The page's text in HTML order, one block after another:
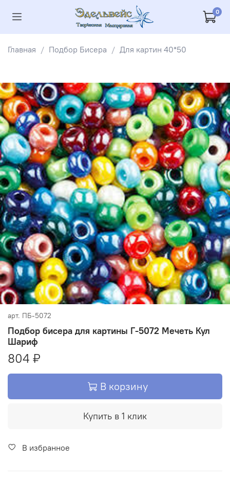
0
Главная Подбор Бисера Для картин 40*50
арт. ПБ-5072
Подбор бисера для картины Г-5072 Мечеть Кул
Шариф
804 ₽
В корзину
Купить в 1 клик
В избранное